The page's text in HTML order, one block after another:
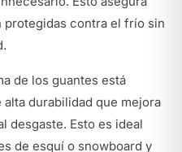
protegidas contra el frío sin
de los guantes está
durabilidad que mejora
desgaste. Esto es ideal
de esquí o snowboard y